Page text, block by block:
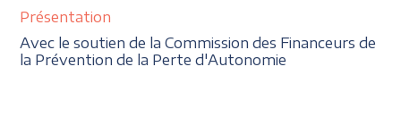
Présentation
Avec le soutien de la Commission des Financeurs de
la Prévention de la Perte d'Autonomie